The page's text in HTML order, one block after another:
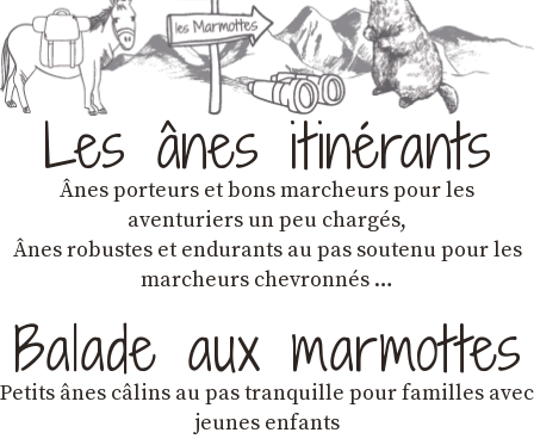
Les ânes itinérants
Ânes porteurs et bons marcheurs pour les
aventuriers un peu chargés,
Ânes robustes et endurants au pas soutenu pour les
marcheurs chevronnés …
Balade aux marmottes
Petits ânes câlins au pas tranquille pour familles avec
jeunes enfants